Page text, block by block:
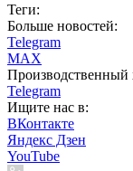
Теги:
Больше новостей:
Telegram
MAX
Производственный
Telegram
Ищите нас в:
ВКонтакте
Яндекс Дзен
YouTube